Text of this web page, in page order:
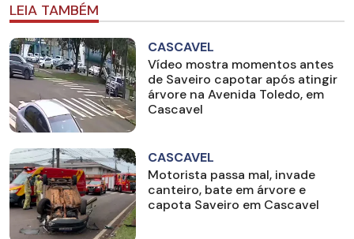
LEIA TAMBÉM
CASCAVEL
Vídeo mostra momentos antes
de Saveiro capotar após atingir
árvore na Avenida Toledo, em
Cascavel
CASCAVEL
Motorista passa mal, invade
canteiro, bate em árvore e
capota Saveiro em Cascavel